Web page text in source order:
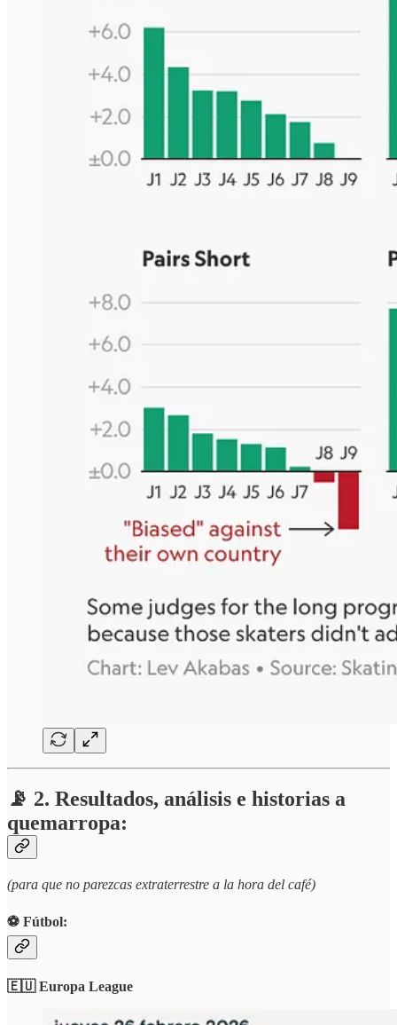
📡 2. Resultados, análisis e historias a
quemarropa:
(para que no parezcas extraterrestre a la hora del café)
⚽️ Fútbol:
🇪🇺 Europa League